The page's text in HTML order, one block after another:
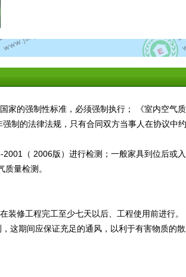
家的强制性标准，必须强制执行； 《室内空气
制的法律法规，只有合同双方当事人在协议中
（ 2006版）进行检测；一般家具到位后或
量检测。
修工程完工至少七天以后、工程使用前进行。
这期间应保证充足的通风，以利于有害物质的